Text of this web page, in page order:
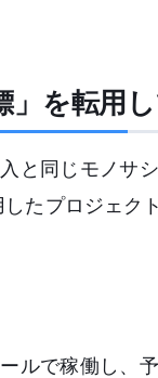
」を転用
と同じモノサ
たプロジェク
ルで稼働し、